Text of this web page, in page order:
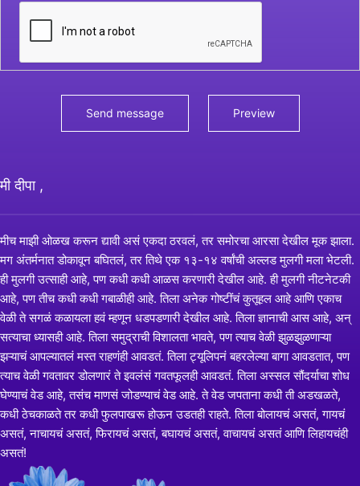
मी दीपा ,
मीच माझी ओळख करून द्यावी असं एकदा ठरवलं, तर समोरचा आरसा देखील मूक झाला.
मग अंतर्मनात डोकावून बघितलं, तर तिथे एक १३-१४ वर्षांची अल्लड मुलगी मला भेटली.
ही मुलगी उत्साही आहे, पण कधी कधी आळस करणारी देखील आहे. ही मुलगी नीटनेटकी
आहे, पण तीच कधी कधी गबाळीही आहे. तिला अनेक गोष्टींचं कुतूहल आहे आणि एकाच
वेळी ते सगळं कळायला हवं म्हणून धडपडणारी देखील आहे. तिला ज्ञानाची आस आहे, अन्
सत्याचा ध्यासही आहे. तिला समुद्राची विशालता भावते, पण त्याच वेळी झुळझुळणाऱ्या
झऱ्याचं आपल्यातलं मस्त राहणंही आवडतं. तिला ट्यूलिपनं बहरलेल्या बागा आवडतात, पण
त्याच वेळी गवतावर डोलणारं ते इवलंसं गवतफूलही आवडतं. तिला अस्सल सौंदर्याचा शोध
घेण्याचं वेड आहे, तसंच माणसं जोडण्याचं वेड आहे. ते वेड जपताना कधी ती अडखळते,
कधी ठेचकाळते तर कधी फुलपाखरू होऊन उडतही राहते. तिला बोलायचं असतं, गायचं
असतं, नाचायचं असतं, फिरायचं असतं, बघायचं असतं, वाचायचं असतं आणि लिहायचंही
असतं!